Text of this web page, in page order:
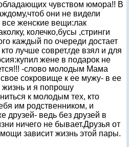
чувством юмора!! В
они не видели
все женские вещи:лак
колечко,бусы ,стринги
каждый по очереди достает
лучше соврет,где взял и для
жене в подарок не
-слово молодым Мама
сокровище к ее мужу- в ее
жизнь и я попрошу
к молодым тех, кто
им родственником, и
друзей- ведь без друзей в
ничего не бывает.Друзья от
зависит жизнь этой пары.